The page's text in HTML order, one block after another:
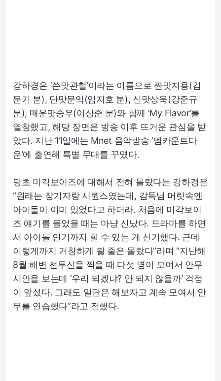
강하경은 ‘쓴맛관철’이라는 이름으로 짠맛지용(김
문기 분), 단맛문익(임지호 분), 신맛상욱(강준규
분), 매운맛승우(이상준 분)와 함께 ‘My Flavor’를
열창했고, 해당 장면은 방송 이후 뜨거운 관심을 받
았다. 지난 11일에는 Mnet 음악방송 ‘엠카운트다
운’에 출연해 특별 무대를 꾸몄다.
당초 미각보이즈에 대해서 전혀 몰랐다는 강하경은
“원래는 장기자랑 시퀀스였는데, 감독님 머릿속엔
아이돌이 이미 있었다고 하더라. 처음에 미각보이
즈 얘기를 들었을 때는 마냥 신났다. 드라마를 하면
서 아이돌 연기까지 할 수 있는 게 신기했다. 근데
이렇게까지 거창하게 될 줄은 몰랐다”라며 “지난해
8월 해변 전투신을 찍을 때 다섯 명이 모여서 안무
시안을 보는데 ‘우리 되겠냐? 안 되지 않을까’ 걱정
이 앞섰다. 그래도 일단은 해보자고 계속 모여서 안
무를 연습했다”라고 전했다.